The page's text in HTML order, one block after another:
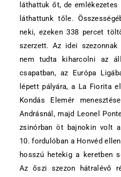
láthattuk őt, de
láthattunk tőle.
neki, ezeken 338 percet
szerzett. Az idei
nem tudta kiharcolni az
csapatban, az Európa
lépett pályára, a La Fiorita
Kondás Elemér
Andrásnál, majd Leonel
zsinórban öt bajnokin volt
10. fordulóban a Honvéd
hosszú hetekig a keretben
Az őszi szezon hátralévő